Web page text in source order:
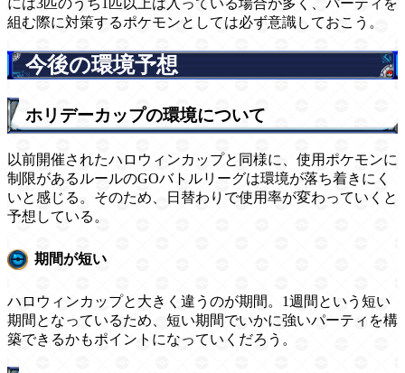
には3匹のうち1匹以上は入っている場合が多く、パーティを
組む際に対策するポケモンとしては必ず意識しておこう。
今後の環境予想
ホリデーカップの環境について
以前開催されたハロウィンカップと同様に、使用ポケモンに
制限があるルールのGOバトルリーグは環境が落ち着きにく
いと感じる。そのため、日替わりで使用率が変わっていくと
予想している。
期間が短い
ハロウィンカップと大きく違うのが期間。1週間という短い
期間となっているため、短い期間でいかに強いパーティを構
築できるかもポイントになっていくだろう。